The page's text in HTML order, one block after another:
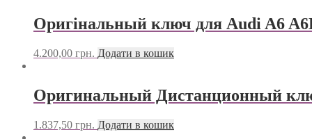
Оригінальный ключ для Audi A6
4.200,00 грн. Додати в кошик
Оригинальный Дистанционный
1.837,50 грн. Додати в кошик